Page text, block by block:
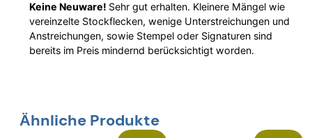
Keine Neuware! Sehr gut erhalten. Kleinere Mängel wie
vereinzelte Stockflecken, wenige Unterstreichungen und
Anstreichungen, sowie Stempel oder Signaturen sind
bereits im Preis mindernd berücksichtigt worden.
Ähnliche Produkte